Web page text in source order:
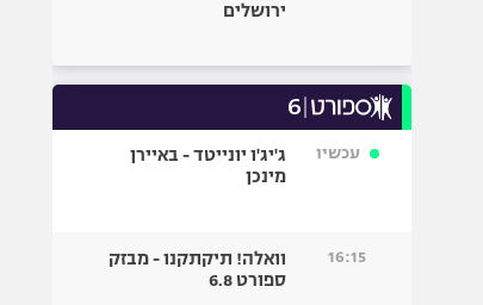
ירושלים
עכשיו
ג'יג'ו יונייטד - באיירן
מינכן
16:15
וואלה! תיקתקנו - מבזק
ספורט 6.8